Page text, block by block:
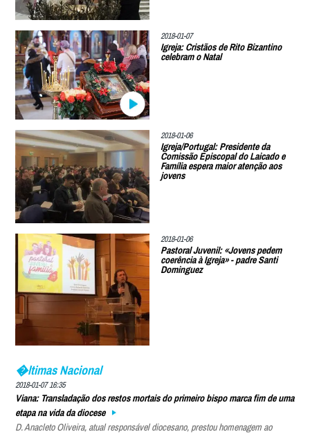
2018-01-07
Igreja: Cristãos de Rito Bizantino
celebram o Natal
2018-01-06
Igreja/Portugal: Presidente da
Comissão Episcopal do Laicado e
Família espera maior atenção aos
jovens
2018-01-06
Pastoral Juvenil: «Jovens pedem
coerência à Igreja» - padre Santi
Dominguez
�ltimas Nacional
2018-01-07 16:35
Viana: Transladação dos restos mortais do primeiro bispo marca fim de uma
etapa na vida da diocese
D. Anacleto Oliveira, atual responsável diocesano, prestou homenagem ao